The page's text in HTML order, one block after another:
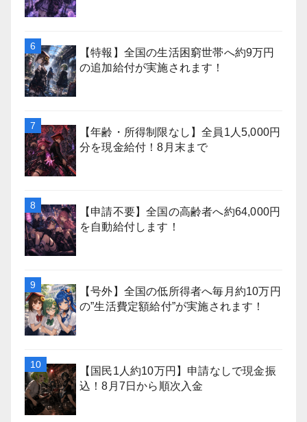
【特報】全国の生活困窮世帯へ約9万円
の追加給付が実施されます！
【年齢・所得制限なし】全員1人5,000円
分を現金給付！8月末まで
【申請不要】全国の高齢者へ約64,000円
を自動給付します！
【号外】全国の低所得者へ毎月約10万円
の”生活費定額給付”が実施されます！
【国民1人約10万円】申請なしで現金振
込！8月7日から順次入金